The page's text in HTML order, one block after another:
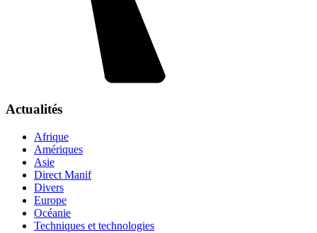
Actualités
Afrique
Amériques
Asie
Direct Manif
Divers
Europe
Océanie
Techniques et technologies